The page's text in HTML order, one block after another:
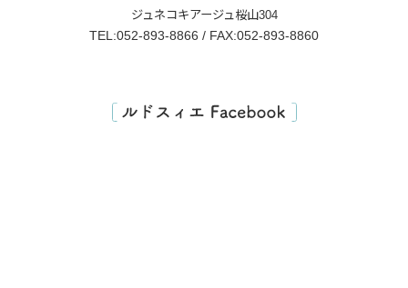
ジュネコキアージュ桜山304
TEL:052-893-8866 / FAX:052-893-8860